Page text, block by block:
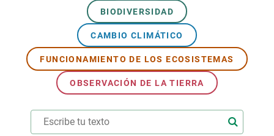
BIODIVERSIDAD
CAMBIO CLIMÁTICO
FUNCIONAMIENTO DE LOS ECOSISTEMAS
OBSERVACIÓN DE LA TIERRA